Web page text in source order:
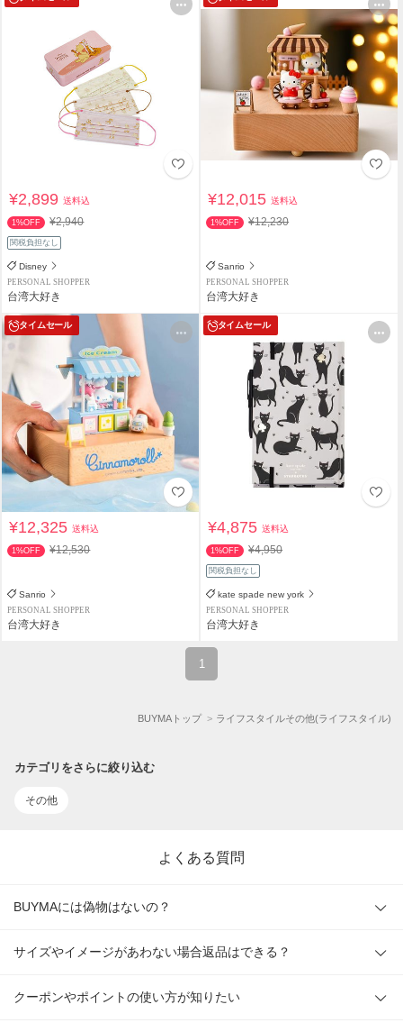
¥2,899送料込
1%OFF ¥2,940
関税負担なし
Disney
PERSONAL SHOPPER
台湾大好き
¥12,015送料込
1%OFF ¥12,230
Sanrio
PERSONAL SHOPPER
台湾大好き
タイムセール
¥12,325送料込
1%OFF ¥12,530
Sanrio
PERSONAL SHOPPER
台湾大好き
タイムセール
¥4,875送料込
1%OFF ¥4,950
関税負担なし
kate spade new york
PERSONAL SHOPPER
台湾大好き
1
BUYMAトップ ライフスタイルその他(ライフスタイル)
カテゴリをさらに絞り込む
その他
よくある質問
BUYMAには偽物はないの？
サイズやイメージがあわない場合返品はできる？
クーポンやポイントの使い方が知りたい